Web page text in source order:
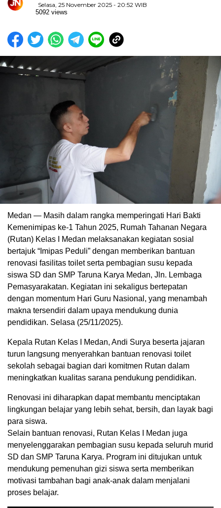
Selasa, 25 November 2025 - 20:52 WIB
5092 views
Medan — Masih dalam rangka memperingati Hari Bakti
Kemenimipas ke-1 Tahun 2025, Rumah Tahanan Negara
(Rutan) Kelas I Medan melaksanakan kegiatan sosial
bertajuk “Imipas Peduli” dengan memberikan bantuan
renovasi fasilitas toilet serta pembagian susu kepada
siswa SD dan SMP Taruna Karya Medan, Jln. Lembaga
Pemasyarakatan. Kegiatan ini sekaligus bertepatan
dengan momentum Hari Guru Nasional, yang menambah
makna tersendiri dalam upaya mendukung dunia
pendidikan. Selasa (25/11/2025).
Kepala Rutan Kelas I Medan, Andi Surya beserta jajaran
turun langsung menyerahkan bantuan renovasi toilet
sekolah sebagai bagian dari komitmen Rutan dalam
meningkatkan kualitas sarana pendukung pendidikan.
Renovasi ini diharapkan dapat membantu menciptakan
lingkungan belajar yang lebih sehat, bersih, dan layak bagi
para siswa.
Selain bantuan renovasi, Rutan Kelas I Medan juga
menyelenggarakan pembagian susu kepada seluruh murid
SD dan SMP Taruna Karya. Program ini ditujukan untuk
mendukung pemenuhan gizi siswa serta memberikan
motivasi tambahan bagi anak-anak dalam menjalani
proses belajar.